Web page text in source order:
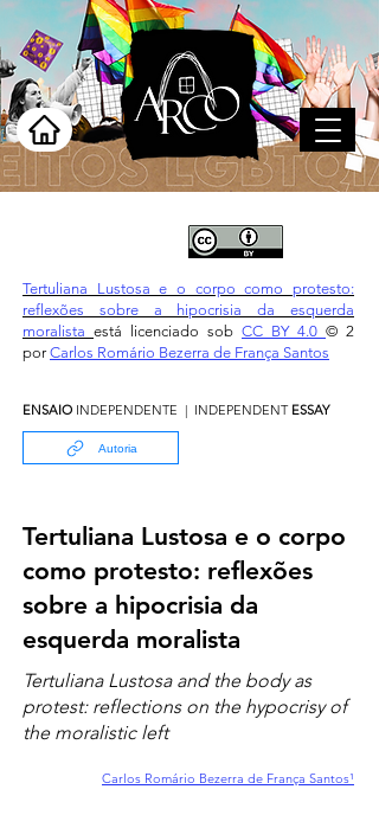
Tertuliana Lustosa e o corpo como protesto:
reflexões sobre a hipocrisia da esquerda
moralista está licenciado sob CC BY 4.0 © 2
porCarlos Romário Bezerra de França Santos
ENSAIO INDEPENDENTE | INDEPENDENTESSAY
Autoria
Tertuliana Lustosa e o corpo
como protesto: reflexões
sobre a hipocrisia da
esquerda moralista
Tertuliana Lustosa and the body as
protest: reflections on the hypocrisy of
the moralistic left
Carlos Romário Bezerra de França Santos¹